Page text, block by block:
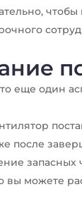
чтобы
еще один
после
запасных
вы можете